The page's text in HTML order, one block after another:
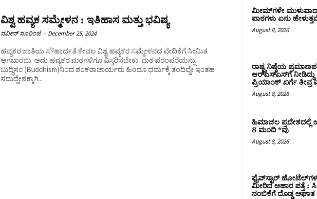
ವಿಶ್ವ ಹವ್ಯಕ ಸಮ್ಮೇಳನ : ಇತಿಹಾಸ ಮತ್ತು ಭವಿಷ್ಯ
ನವೀನ್ ಸೂರಿಂಜೆ - December 25, 2024
ಹವ್ಯಕರ ಜಾತಿಯ ಸೌಹಾರ್ದತೆ ಕೇವಲ ವಿಶ್ವ ಹವ್ಯಕರ ಸಮ್ಮೇಳನದ ವೇದಿಕೆಗೆ ಸೀಮಿತ
ಆಗಬಾರದು. ಅದು ಹವ್ಯಕರ ಮಠಗಳಿಗೂ ವಿಸ್ತರಿಸಬೇಕು. ಮಠ ಪರಂಪರೆಯನ್ನು
ಬುದ್ಧಿಸಂ (Buddhism)ನಿಂದ ಶಂಕರಾಚಾರ್ಯರು ಹಿಂದೂ ಧರ್ಮಕ್ಕೆ ತಂದಿದ್ದೇ ಇಂತಹ
ಸದುದ್ದೇಶಕ್ಕಾಗಿ‌...
ಮೀಮ್‌ಗಳೇ
ಪಾಠಗಳು ಏನು
August 8, 2026
ರಾಷ್ಟ್ರನಿಷ್ಠೆಯ
ಆರ್‌ಎಸ್‌ಎಸ್‌ಗೆ ನೀಡಿದ್ದು
ಪ್ರಿಯಾಂಕ್ ಖರ್ಗೆ ತೀವ್ರ
August 8, 2026
ಹಿಮಾಚಲ ಪ್ರದೇಶದಲ್ಲಿ
8 ಮಂದಿ *ವು
August 8, 2026
ಫೈವ್‌ಸ್ಟಾರ್
ಮೀರಿದ ಆಹಾರ ಪತ್ತೆ :
ನಂಬಿಕೆಗೆ ದೊಡ್ಡ ಅಘಾತ